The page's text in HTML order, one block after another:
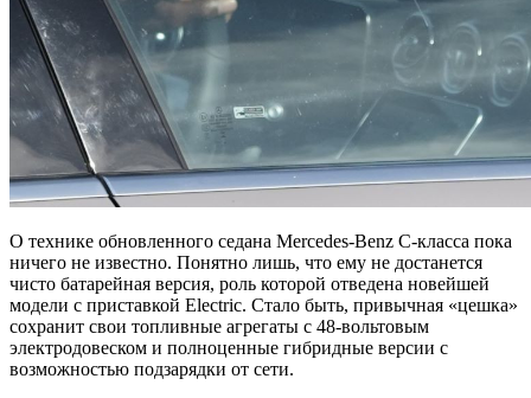
О технике обновленного седана Mercedes-Benz C-класса пока
ничего не известно. Понятно лишь, что ему не достанется
чисто батарейная версия, роль которой отведена новейшей
модели с приставкой Electric. Стало быть, привычная «цешка»
сохранит свои топливные агрегаты с 48-вольтовым
электродовеском и полноценные гибридные версии с
возможностью подзарядки от сети.